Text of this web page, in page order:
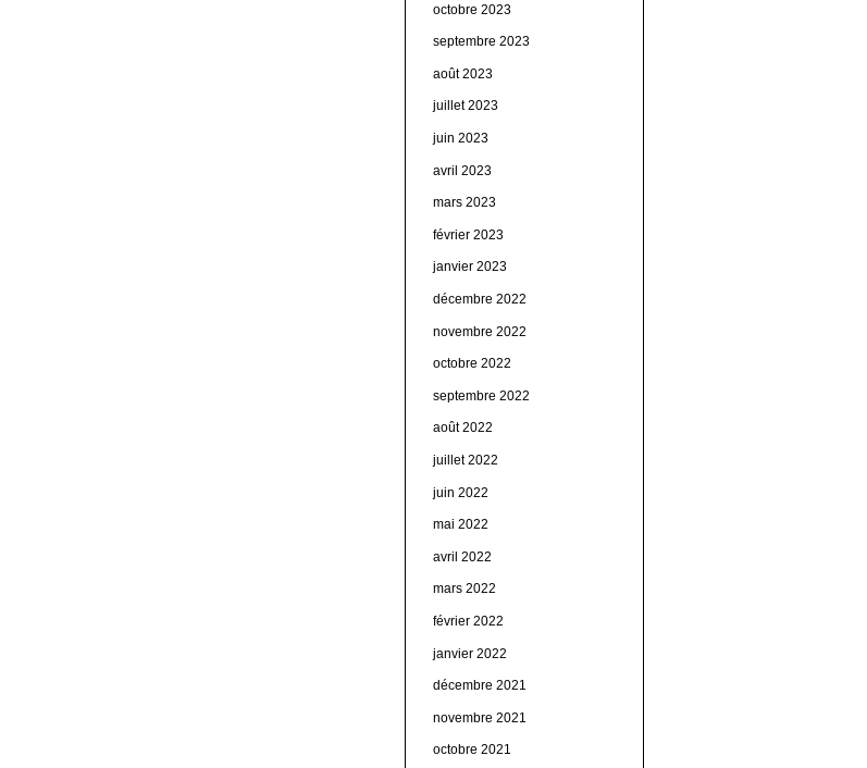
octobre 2023
septembre 2023
août 2023
juillet 2023
juin 2023
avril 2023
mars 2023
février 2023
janvier 2023
décembre 2022
novembre 2022
octobre 2022
septembre 2022
août 2022
juillet 2022
juin 2022
mai 2022
avril 2022
mars 2022
février 2022
janvier 2022
décembre 2021
novembre 2021
octobre 2021